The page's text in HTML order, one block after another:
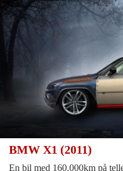
BMW X1 (2011)
En bil med 160.000km på